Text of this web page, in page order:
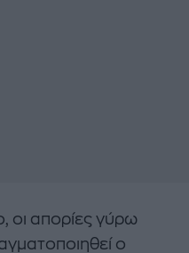
οι απορίες γύρω
ο